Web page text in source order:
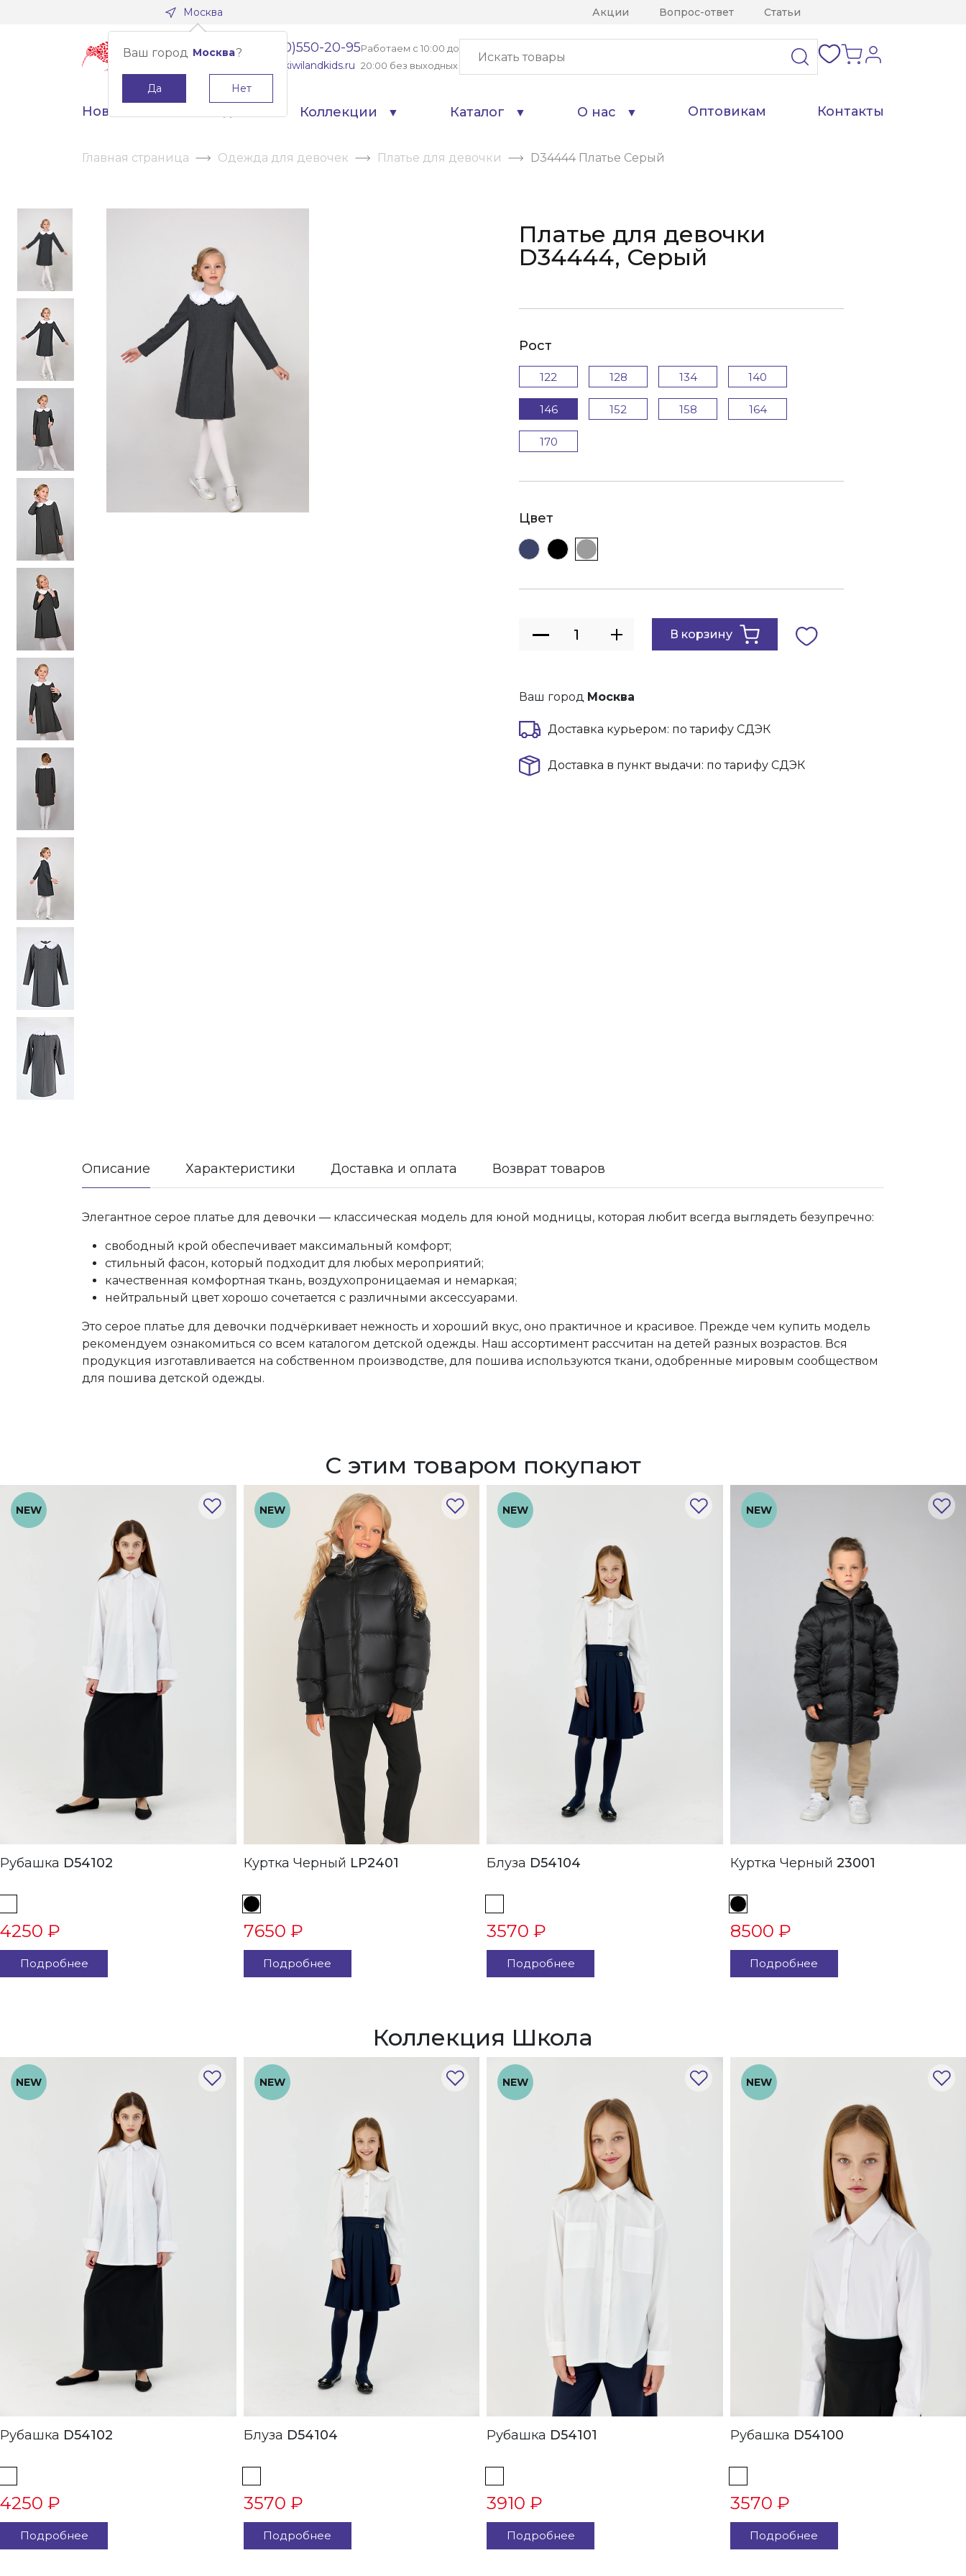
Москва
Ваш город Москва?
Да Нет
Акции Вопрос-ответ Статьи
8(800)550-20-95
info@kiwilandkids.ru
Работаем с 10:00 до
20:00 без выходных
Новинки Коллекции Каталог О нас Оптовикам Контакты
Главная страница Одежда для девочек Платье для девочки D34444 Платье Серый
Платье для девочки
D34444, Серый
Рост
122 128 134 140
146 152 158 164
170
Цвет
Ваш город Москва
Доставка курьером: по тарифу СДЭК
Доставка в пункт выдачи: по тарифу СДЭК
Описание Характеристики Доставка и оплата Возврат товаров
Элегантное серое платье для девочки — классическая модель для юной модницы, которая любит всегда выглядеть безупречно:
свободный крой обеспечивает максимальный комфорт;
стильный фасон, который подходит для любых мероприятий;
качественная комфортная ткань, воздухопроницаемая и немаркая;
нейтральный цвет хорошо сочетается с различными аксессуарами.
Это серое платье для девочки подчёркивает нежность и хороший вкус, оно практичное и красивое. Прежде чем купить модель
рекомендуем ознакомиться со всем каталогом детской одежды. Наш ассортимент рассчитан на детей разных возрастов. Вся
продукция изготавливается на собственном производстве, для пошива используются ткани, одобренные мировым сообществом
для пошива детской одежды.
С этим товаром покупают
NEW
Рубашка D54102
4250 ₽
Подробнее
NEW
Куртка Черный LP2401
7650 ₽
Подробнее
NEW
Блуза D54104
3570 ₽
Подробнее
NEW
Куртка Черный 23001
8500 ₽
Подробнее
Коллекция Школа
NEW
Рубашка D54102
4250 ₽
Подробнее
NEW
Блуза D54104
3570 ₽
Подробнее
NEW
Рубашка D54101
3910 ₽
Подробнее
NEW
Рубашка D54100
3570 ₽
Подробнее